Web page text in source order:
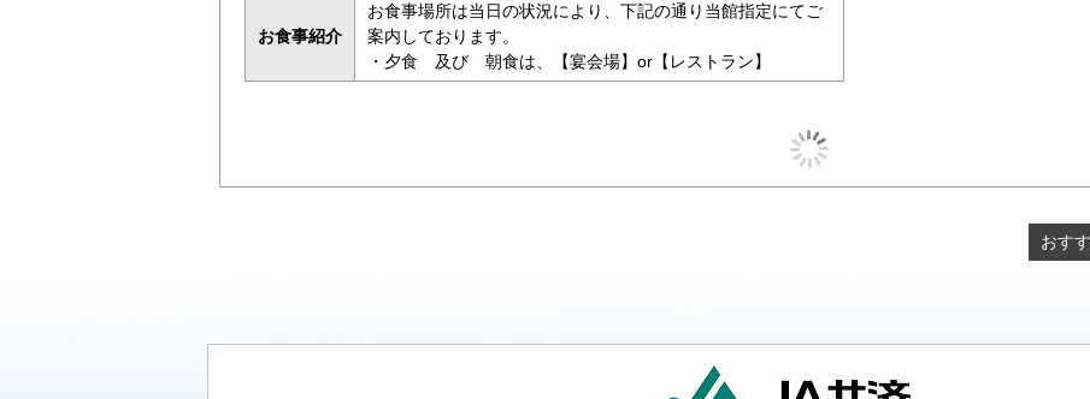
お食事紹介
お食事場所は当日の状況により、下記の通り当館指定にてご
案内しております。
・夕食 及び 朝食は、【宴会場】or【レストラン】
おす